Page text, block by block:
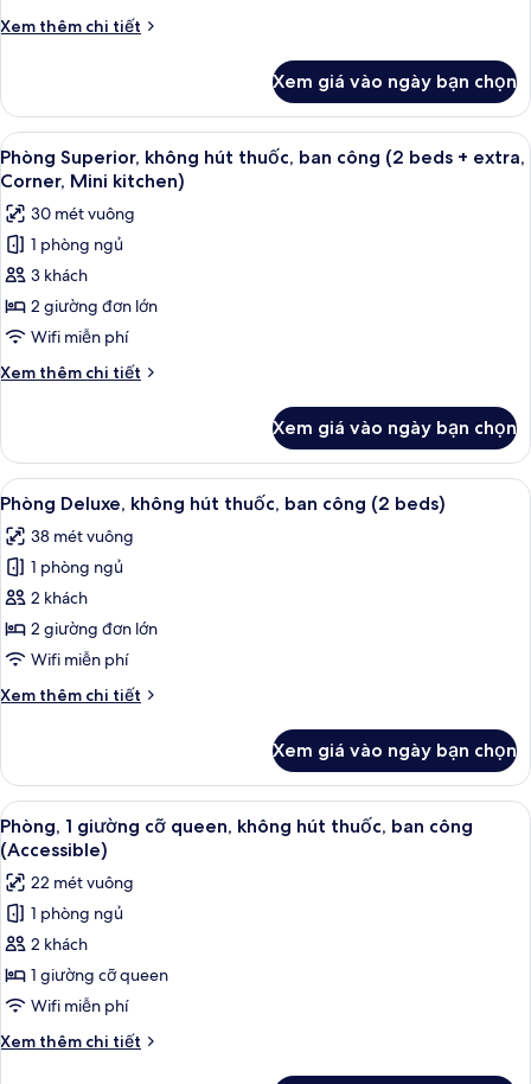
thuốc,
ban
(2
beds
+
extra,
Corner)
Xem thêm chi tiết
Chi
Phòng
Superior,
không
hút
ban
công
(2
beds
+
Corner)
Xem giá vào ngày bạn chọn
Xem
tất
cả
ảnh
Phòng
Superior,
không
hút
thuốc,
ban
(2
beds
+
extra,
Corner,
Mini
kitchen)
Phòng Superior, không hút thuốc,
6
Phòng Superior, không hút thuốc, ban công (2 beds + extra,
Corner, Mini kitchen)
30 mét vuông
1 phòng ngủ
3 khách
2 giường đơn lớn
Wifi miễn phí
Xem thêm chi tiết
Chi
Phòng
Superior,
không
thuốc,
ban
công
(2
beds
+
extra,
Corner,
Xem giá vào ngày bạn chọn
Xem
tất
cả
ảnh
Phòng
Deluxe,
không
thuốc,
(2
beds)
Phòng Deluxe, không hút thuốc,
7
Phòng Deluxe, không hút thuốc, ban công (2 beds)
38 mét vuông
1 phòng ngủ
2 khách
2 giường đơn lớn
Wifi miễn phí
Xem thêm chi tiết
Chi
Phòng
Deluxe,
không
hút
thuốc,
ban
công
(2
beds)
Xem giá vào ngày bạn chọn
Xem
tất
cả
ảnh
Phòng,
1
giường
cỡ
queen,
không
Phòng, 1 giường cỡ queen, không
7
Phòng, 1 giường cỡ queen, không hút thuốc, ban công
(Accessible)
22 mét vuông
1 phòng ngủ
2 khách
1 giường cỡ queen
Wifi miễn phí
Xem thêm chi tiết
Chi